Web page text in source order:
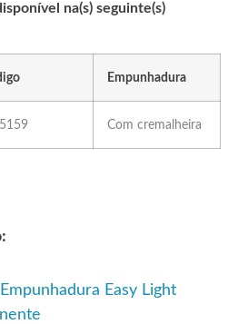
na(s) seguinte(s)
Empunhadura
Com cremalheira
Easy Light